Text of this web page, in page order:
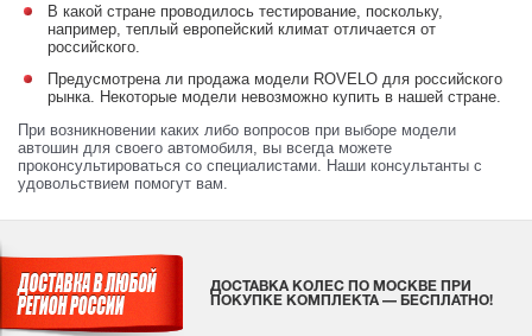
В какой стране проводилось тестирование, поскольку,
например, теплый европейский климат отличается от
российского.
Предусмотрена ли продажа модели ROVELO для российского
рынка. Некоторые модели невозможно купить в нашей стране.
При возникновении каких либо вопросов при выборе модели
автошин для своего автомобиля, вы всегда можете
проконсультироваться со специалистами. Наши консультанты с
удовольствием помогут вам.
ДОСТАВКА КОЛЕС ПО МОСКВЕ ПРИ
ПОКУПКЕ КОМПЛЕКТА — БЕСПЛАТНО!